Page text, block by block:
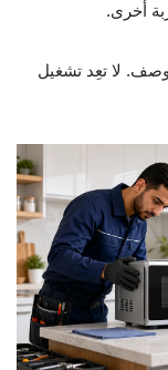
أخرى.
لا تعِد تشغيل